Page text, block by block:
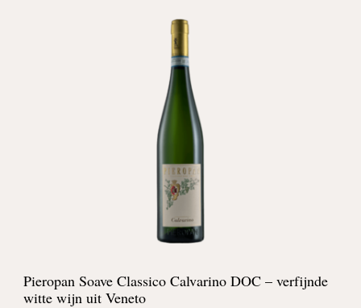
Pieropan Soave Classico Calvarino DOC – verfijnde
witte wijn uit Veneto